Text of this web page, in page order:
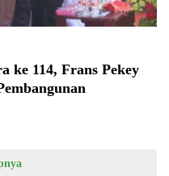
ke 114, Frans Pekey